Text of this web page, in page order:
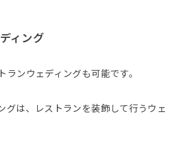
ィング
ランウェディングも可能です。
グは、レストランを装飾して行うウェ